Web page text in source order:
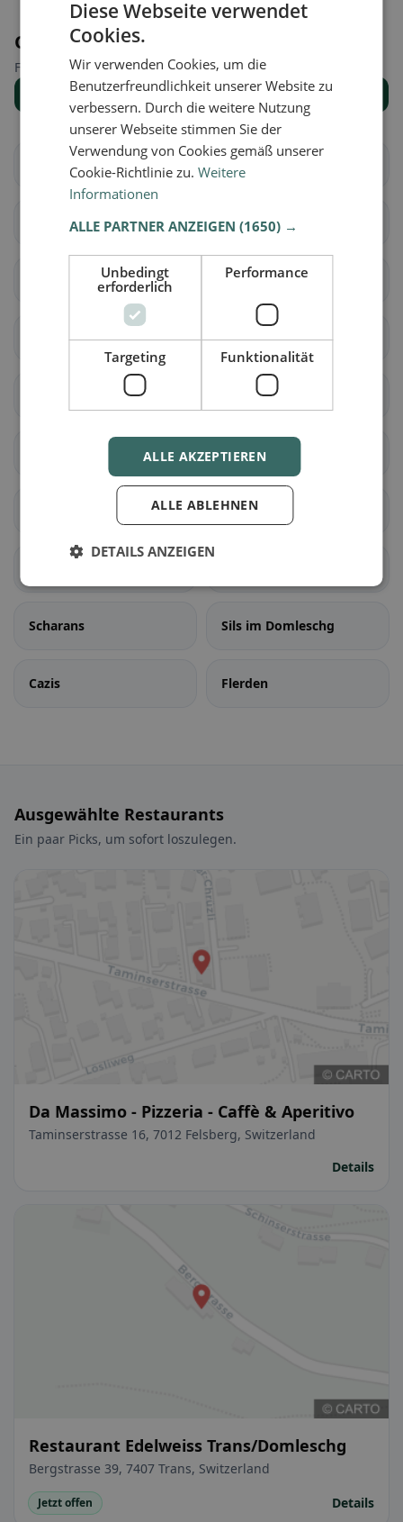
Orte in der Nähe
Finde den passenden Ort für deine Restaurantsuche.
Alle Orte anzeigen
Vaz/Obervaz Lantsch/Lenz
Schmitten (GR) Albula
Bergün Filisur
Poschiavo
Schluein
Ilanz/Glion
Scharans Sils im Domleschg
Cazis Flerden
Ausgewählte Restaurants
Ein paar Picks, um sofort loszulegen.
Da Massimo - Pizzeria - Caffè & Aperitivo
Taminserstrasse 16, 7012 Felsberg, Switzerland
Details
Restaurant Edelweiss Trans/Domleschg
Bergstrasse 39, 7407 Trans, Switzerland
Jetzt offen Details
Diese Webseite verwendet
Cookies.
Wir verwenden Cookies, um die
Benutzerfreundlichkeit unserer Website zu
verbessern. Durch die weitere Nutzung
unserer Webseite stimmen Sie der
Verwendung von Cookies gemäß unserer
Cookie-Richtlinie zu.Weitere
Informationen
ALLE PARTNER ANZEIGEN(1650) →
Unbedingt
erforderlich
Performance
Targeting Funktionalität
ALLE AKZEPTIEREN
ALLE ABLEHNEN
DETAILS ANZEIGEN